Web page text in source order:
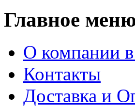
Главное
О компании
Контакты
Доставка и